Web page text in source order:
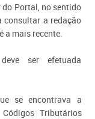
Portal, no sentido
consultar a redação
a mais recente.
ser efetuada
se encontrava a
Tributários